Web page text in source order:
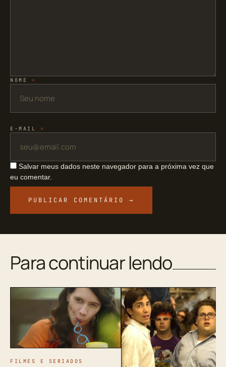
NOME *
E-MAIL *
Salvar meus dados neste navegador para a próxima vez que
eu comentar.
Para continuar lendo
FILMES E SERIADOS